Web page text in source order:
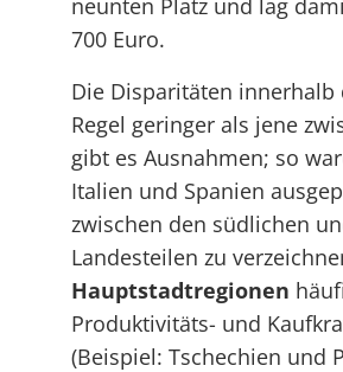
neunten Platz und lag
700 Euro.
Die Disparitäten
Regel geringer als jene
gibt es Ausnahmen; so
Italien und Spanien
zwischen den südlichen
Landesteilen zu
Hauptstadtregionen
Produktivitäts- und
(Beispiel: Tschechien und